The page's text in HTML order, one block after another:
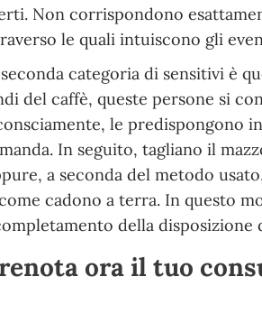
Non corrispondono
le quali intuiscono gli
seconda categoria di sensitivi è
del caffè, queste persone si
le predispongono
In seguito, tagliano il
a seconda del metodo
cadono a terra. In questo
della
ora il tuo